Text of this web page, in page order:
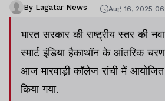
By Lagatar News Aug 16, 2025
भारत सरकार की राष्ट्रीय स्तर की
स्मार्ट इंडिया हैकाथॉन के आंतरिक
आज मारवाड़ी कॉलेज रांची में आयोजित
किया गया.